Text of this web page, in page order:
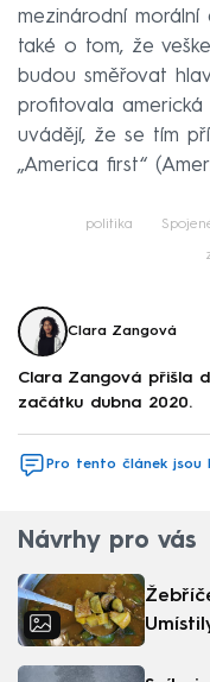
mezinárodní
také o tom, že
budou směřovat
profitovala
uvádějí, že se tím
„America first“
politika
Clara Zangová
Clara Zangová přišla
začátku dubna 2020.
Pro tento článek jsou
Návrhy pro vás